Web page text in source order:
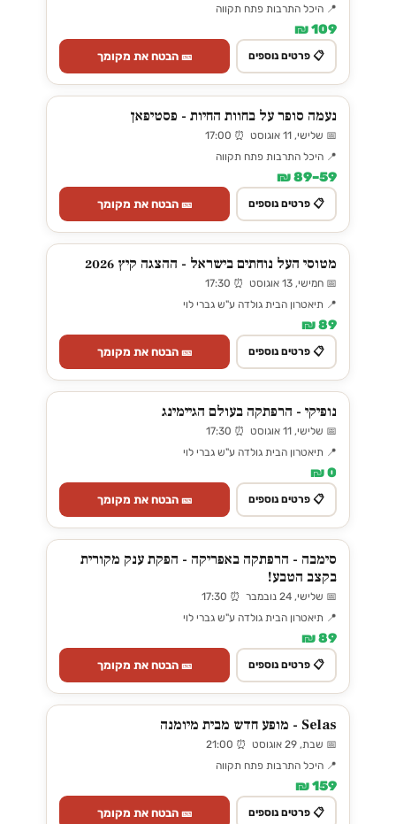
📍 היכל התרבות פתח תקווה
109 ₪
📋 פרטים נוספים 🎫 הבטח את מקומך
נעמה סופר על בחוות החיות - פסטיפאן
📅 שלישי, 11 אוגוסט ⏰ 17:00
📍 היכל התרבות פתח תקווה
59–89 ₪
📋 פרטים נוספים 🎫 הבטח את מקומך
מטוסי העל נוחתים בישראל - ההצגה קיץ 2026
📅 חמישי, 13 אוגוסט ⏰ 17:30
📍 תיאטרון הבית גולדה ע"ש גברי לוי
89 ₪
📋 פרטים נוספים 🎫 הבטח את מקומך
נופיקי - הרפתקה בעולם הגיימינג
📅 שלישי, 11 אוגוסט ⏰ 17:30
📍 תיאטרון הבית גולדה ע"ש גברי לוי
0 ₪
📋 פרטים נוספים 🎫 הבטח את מקומך
סימבה - הרפתקה באפריקה - הפקת ענק מקורית
בקצב הטבע!
📅 שלישי, 24 נובמבר ⏰ 17:30
📍 תיאטרון הבית גולדה ע"ש גברי לוי
89 ₪
📋 פרטים נוספים 🎫 הבטח את מקומך
Selas - מופע חדש מבית מיומנה
📅 שבת, 29 אוגוסט ⏰ 21:00
📍 היכל התרבות פתח תקווה
159 ₪
📋 פרטים נוספים 🎫 הבטח את מקומך